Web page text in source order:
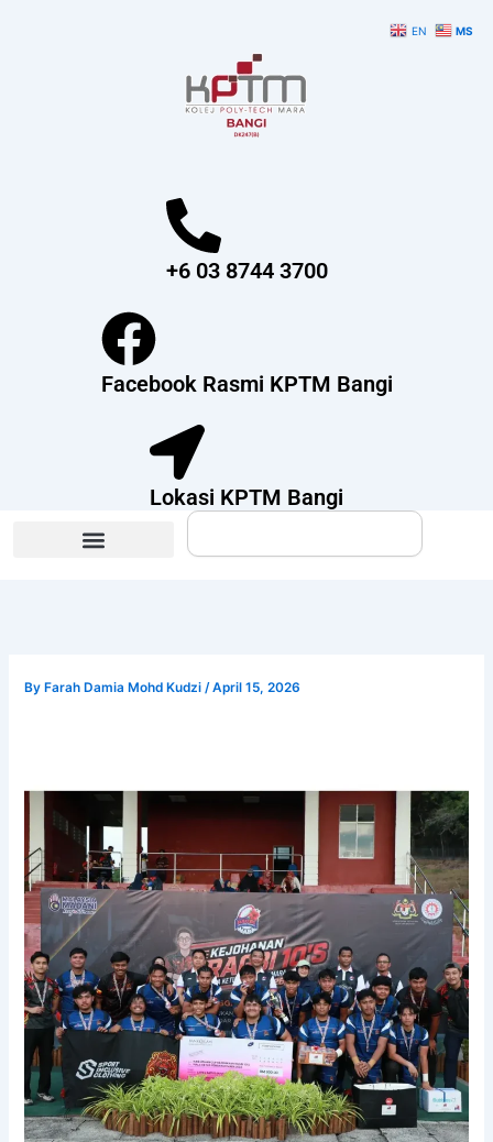
+6 03 8744 3700
Facebook Rasmi KPTM Bangi
Lokasi KPTM Bangi
Search
By Farah Damia Mohd Kudzi/April 15, 2026
EN MS